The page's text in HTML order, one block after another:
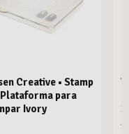
Creative • Stamp
Plataforma para
Ivory